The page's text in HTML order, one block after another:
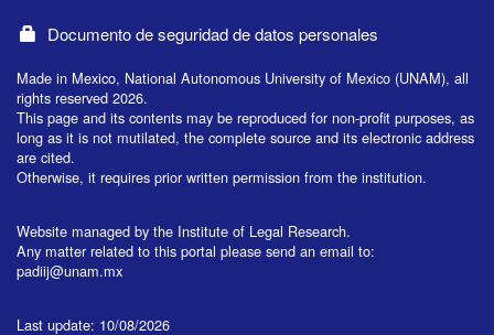
Documento de seguridad de datos personales
Made in Mexico, National Autonomous University of Mexico (UNAM), all
rights reserved 2026.
This page and its contents may be reproduced for non-profit purposes, as
long as it is not mutilated, the complete source and its electronic address
are cited.
Otherwise, it requires prior written permission from the institution.
Website managed by the Institute of Legal Research.
Any matter related to this portal please send an email to:
padiij@unam.mx
Last update: 10/08/2026